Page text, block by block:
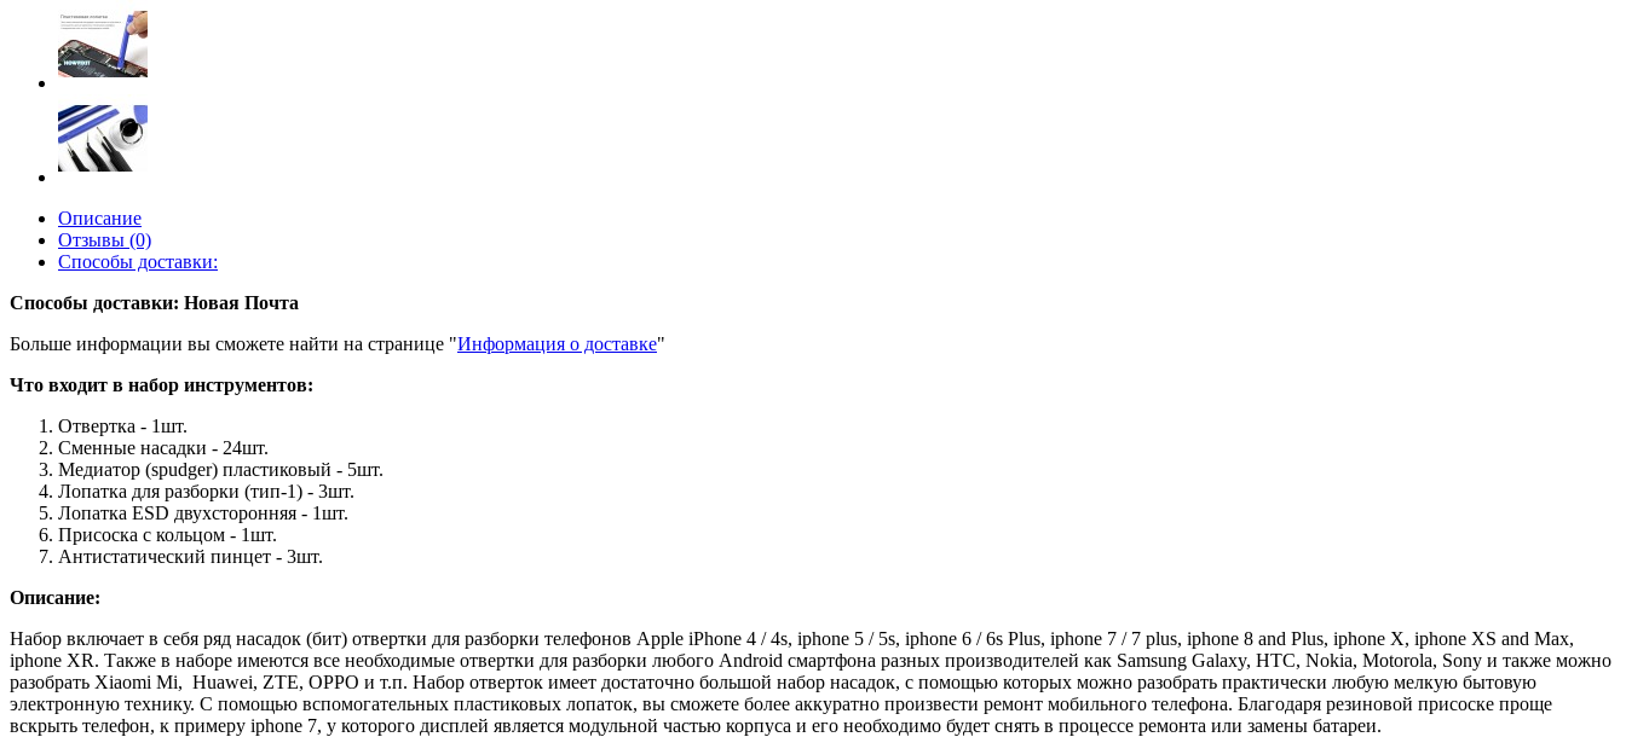
Описание
Отзывы (0)
Способы доставки:
Способы доставки: Новая Почта
Больше информации вы сможете найти на странице "Информация о доставке"
Что входит в набор инструментов:
Отвертка - 1шт.
Сменные насадки - 24шт.
Медиатор (spudger) пластиковый - 5шт.
Лопатка для разборки (тип-1) - 3шт.
Лопатка ESD двухсторонняя - 1шт.
Присоска с кольцом - 1шт.
Антистатический пинцет - 3шт.
Описание:
Набор включает в себя ряд насадок (бит) отвертки для разборки телефонов Apple iPhone 4 / 4s, iphone 5 / 5s, iphone 6 / 6s Plus, iphone 7 / 7 plus, iphone 8 and Plus, iphone X, iphone XS and Max,
iphone XR. Также в наборе имеются все необходимые отвертки для разборки любого Android смартфона разных производителей как Samsung Galaxy, HTC, Nokia, Motorola, Sony и также можно
разобрать Xiaomi Mi, Huawei, ZTE, OPPO и т.п. Набор отверток имеет достаточно большой набор насадок, с помощью которых можно разобрать практически любую мелкую бытовую
электронную технику. С помощью вспомогательных пластиковых лопаток, вы сможете более аккуратно произвести ремонт мобильного телефона. Благодаря резиновой присоске проще
вскрыть телефон, к примеру iphone 7, у которого дисплей является модульной частью корпуса и его необходимо будет снять в процессе ремонта или замены батареи.